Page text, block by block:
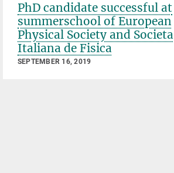
PhD candidate successful at
summerschool of European
Physical Society and Societa
Italiana de Fisica
SEPTEMBER 16, 2019